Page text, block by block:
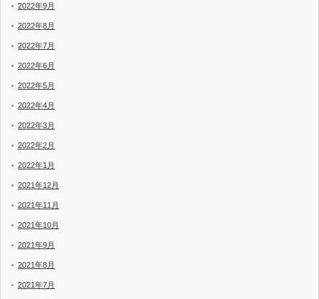
2022年9月
2022年8月
2022年7月
2022年6月
2022年5月
2022年4月
2022年3月
2022年2月
2022年1月
2021年12月
2021年11月
2021年10月
2021年9月
2021年8月
2021年7月